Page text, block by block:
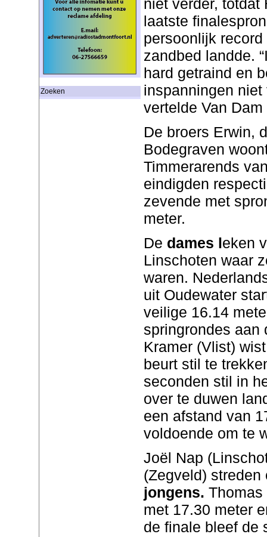
Zoeken
laatste
persoonlijk
zandbed landde.
hard getraind en
inspanningen niet
vertelde Van
De broers Erwin,
Bodegraven
Timmerarends
eindigden
zevende met
meter.
De dames leken
Linschoten waar
waren.
uit Oudewater
veilige 16.14
springrondes aan
Kramer (Vlist)
beurt stil te
seconden stil in
over te duwen
een afstand van
voldoende om te
Joël Nap
(Zegveld)
jongens. Thomas
met 17.30 meter
de finale bleef de